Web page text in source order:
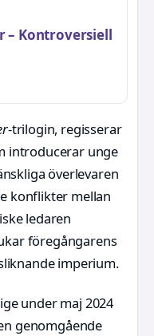
– Kontroversiell
-trilogin, regisserar
introducerar unge
överlevaren
konflikter mellan
ledaren
föregångarens
imperium.
under maj 2024
genomgående